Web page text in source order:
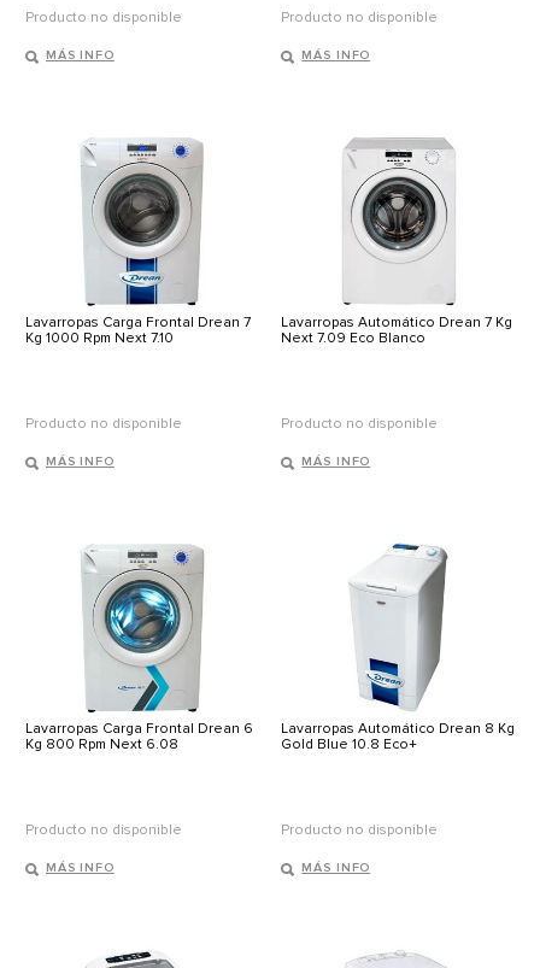
Producto no disponible
MÁS INFO
Producto no disponible
MÁS INFO
Lavarropas Carga Frontal Drean 7
Kg 1000 Rpm Next 7.10
Producto no disponible
MÁS INFO
Lavarropas Automático Drean 7 Kg
Next 7.09 Eco Blanco
Producto no disponible
MÁS INFO
Lavarropas Carga Frontal Drean 6
Kg 800 Rpm Next 6.08
Producto no disponible
MÁS INFO
Lavarropas Automático Drean 8 Kg
Gold Blue 10.8 Eco+
Producto no disponible
MÁS INFO